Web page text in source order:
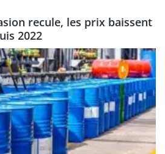
recule, les prix baissent
2022